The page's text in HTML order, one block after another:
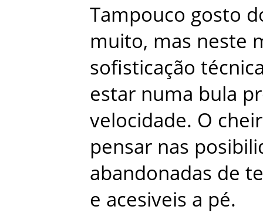
Tampouco gosto
muito, mas neste
sofisticação
estar numa bula
velocidade. O
pensar nas
abandonadas de
e acesiveis a pé.